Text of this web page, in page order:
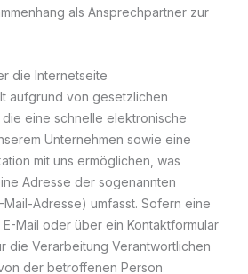
als Ansprechpartner zur
die Internetseite
aufgrund von gesetzlichen
eine schnelle elektronische
Unternehmen sowie eine
mit uns ermöglichen, was
Adresse der sogenannten
Adresse) umfasst. Sofern eine
Mail oder über ein Kontaktformular
die Verarbeitung Verantwortlichen
der betroffenen Person